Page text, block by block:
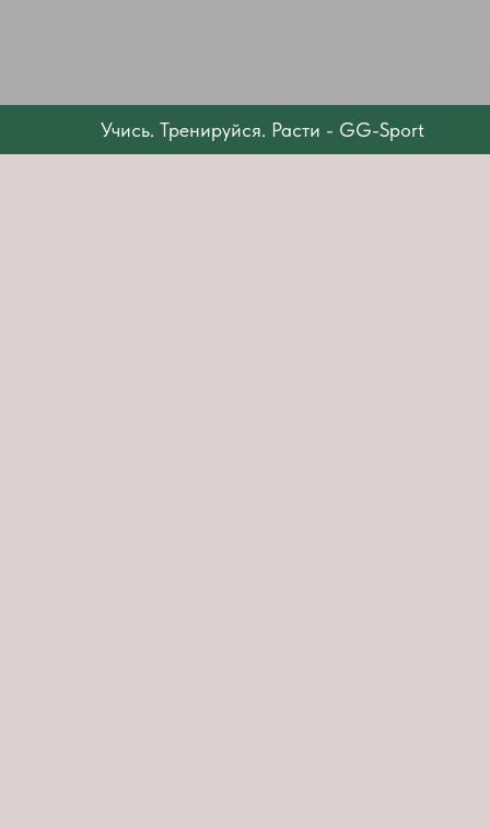
Учись. Тренируйся. Расти - GG-Sport